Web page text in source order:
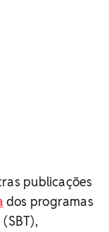
publicações
dos programas